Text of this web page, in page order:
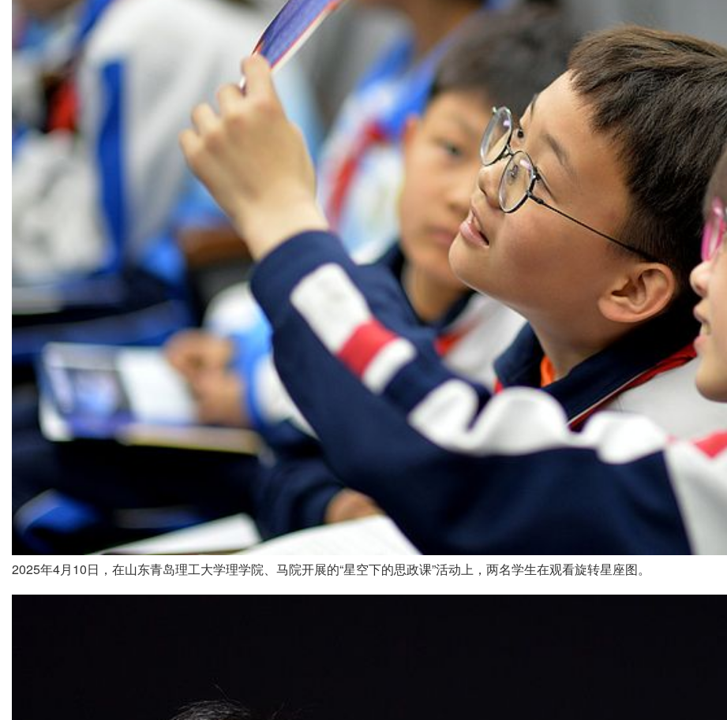
2025年4月10日，在山东青岛理工大学理学院、马院开展的“星空下的思政课”活动上，两名学生在观看旋转星座图。